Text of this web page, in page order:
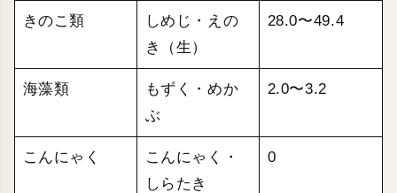
きのこ類
しめじ・えの
き（生）
28.0〜49.4
海藻類
もずく・めか
ぶ
2.0〜3.2
こんにゃく
こんにゃく・
しらたき
0